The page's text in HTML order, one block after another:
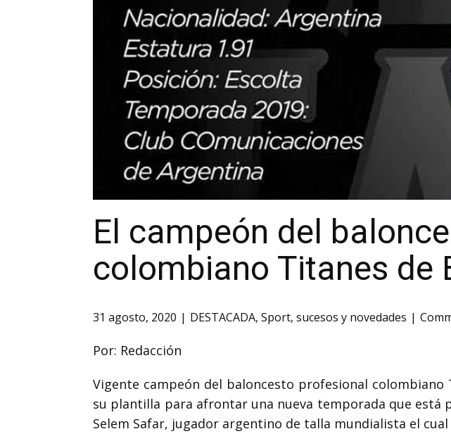
El campeón del
colombiano Titanes de
31 agosto, 2020 DESTACADA, Sport, sucesos y novedades
Por: Redacción
Vigente campeón del baloncesto profesional
su plantilla para afrontar una nueva temporada que está
Selem Safar, jugador argentino de talla mundialista el